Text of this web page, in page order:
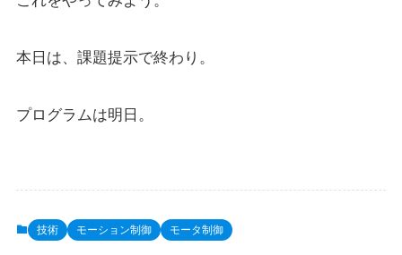
本日は、課題提示で終わり。
プログラムは明日。
技術 モーション制御 モータ制御